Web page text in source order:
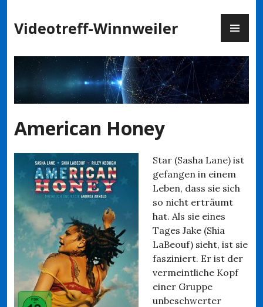
Inhalt
springen
Videotreff-Winnweiler
American Honey
Star (Sasha Lane) ist
gefangen in einem
Leben, dass sie sich
so nicht erträumt
hat. Als sie eines
Tages Jake (Shia
LaBeouf) sieht, ist sie
fasziniert. Er ist der
vermeintliche Kopf
einer Gruppe
unbeschwerter